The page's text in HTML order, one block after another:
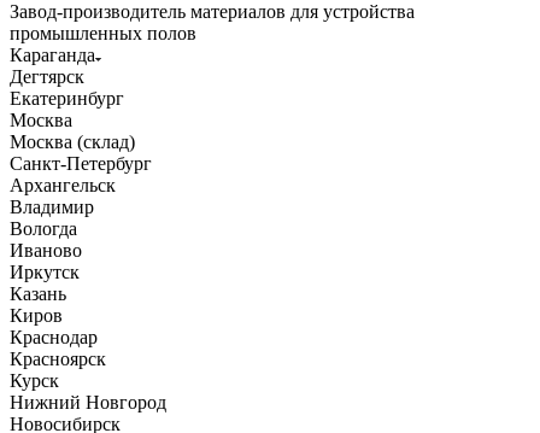
Завод-производитель материалов для устройства
промышленных полов
Караганда
Дегтярск
Екатеринбург
Москва
Москва (склад)
Санкт-Петербург
Архангельск
Владимир
Вологда
Иваново
Иркутск
Казань
Киров
Краснодар
Красноярск
Курск
Нижний Новгород
Новосибирск